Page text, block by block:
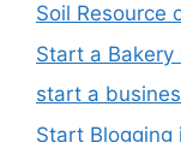
Soil Resource
Start a Bakery
start a
Start Blogging